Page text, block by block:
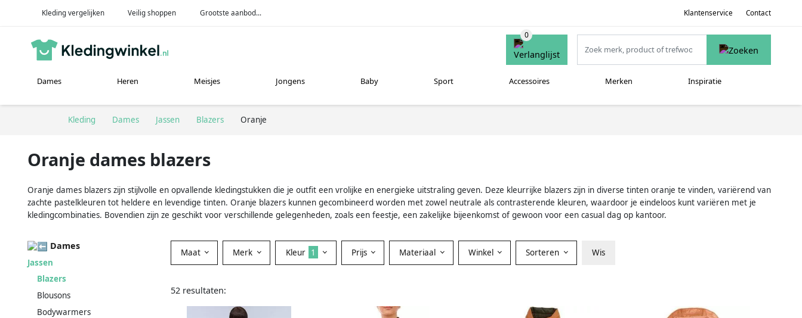
Kleding vergelijken Veilig shoppen Grootste aanbod... Klantenservice Contact
Dames Heren Meisjes Jongens Baby Sport Accessoires Merken Inspiratie
Kleding Dames Jassen Blazers Oranje
Oranje dames blazers
Oranje dames blazers zijn stijlvolle en opvallende kledingstukken die je outfit een vrolijke en energieke uitstraling geven. Deze kleurrijke blazers zijn in diverse tinten oranje te vinden, variërend van
zachte pastelkleuren tot heldere en levendige tinten. Oranje blazers kunnen gecombineerd worden met zowel neutrale als contrasterende kleuren, waardoor je eindeloos kunt variëren met je
kledingcombinaties. Bovendien zijn ze geschikt voor verschillende gelegenheden, zoals een feestje, een zakelijke bijeenkomst of gewoon voor een casual dag op kantoor.
Dames
Jassen
Blazers
Blousons
Bodywarmers
Maat Merk Kleur 1 Prijs Materiaal Winkel Sorteren Wis
52 resultaten: